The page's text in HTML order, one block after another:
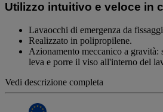
Stesso
pagina.
Utilizzo intuitivo e veloce in
Lavaocchi di emergenza da
Realizzato in polipropilene.
Azionamento meccanico a gravità:
leva e porre il viso all'interno del
Vedi descrizione completa